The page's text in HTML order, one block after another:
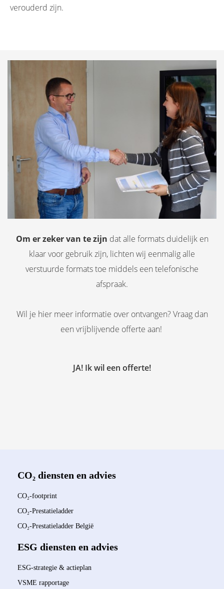
verouderd zijn.
Om er zeker van te zijn dat alle formats duidelijk en
klaar voor gebruik zijn, lichten wij eenmalig alle
verstuurde formats toe middels een telefonische
afspraak.
Wil je hier meer informatie over ontvangen? Vraag dan
een vrijblijvende offerte aan!
JA! Ik wil een offerte!
CO₂ diensten en advies
CO₂-footprint
CO₂-Prestatieladder
CO₂-Prestatieladder België
ESG diensten en advies
ESG-strategie & actieplan
VSME rapportage